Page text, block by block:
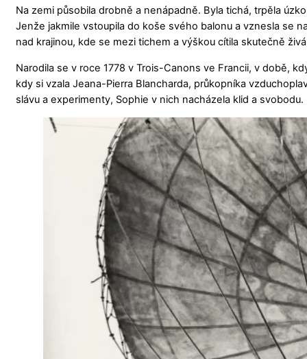
Na zemi působila drobně a nenápadně. Byla tichá, trpěla
Jenže jakmile vstoupila do koše svého balonu a vznesla se
nad krajinou, kde se mezi tichem a výškou cítila skutečně
Narodila se v roce 1778 v Trois-Canons ve Francii, v době,
kdy si vzala Jeana-Pierra Blancharda, průkopníka
slávu a experimenty, Sophie v nich nacházela klid a svobodu.